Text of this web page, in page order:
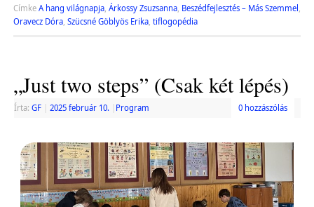
Címke A hang világnapja, Árkossy Zsuzsanna, Beszédfejlesztés – Más Szemmel
Oravecz Dóra, Szücsné Göblyös Erika, tiflogopédia
„Just two steps” (Csak két lépés)
Írta: GF 2025 február 10. Program 0 hozzászólás